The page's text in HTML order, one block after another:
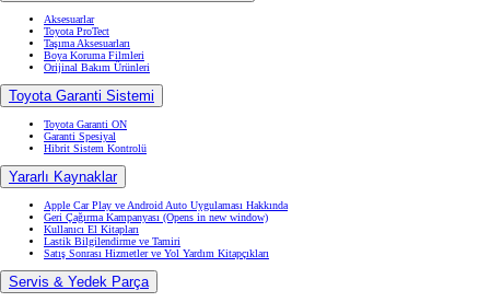
Aksesuarlar
Toyota ProTect
Taşıma Aksesuarları
Boya Koruma Filmleri
Orijinal Bakım Ürünleri
Toyota Garanti Sistemi
Toyota Garanti ON
Garanti Spesiyal
Hibrit Sistem Kontrolü
Yararlı Kaynaklar
Apple Car Play ve Android Auto Uygulaması Hakkında
Geri Çağırma Kampanyası (Opens in new window)
Kullanıcı El Kitapları
Lastik Bilgilendirme ve Tamiri
Satış Sonrası Hizmetler ve Yol Yardım Kitapçıkları
Servis & Yedek Parça